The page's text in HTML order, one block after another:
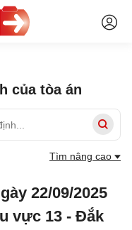
của tòa án
Tìm nâng cao
22/09/2025
vực 13 - Đắk